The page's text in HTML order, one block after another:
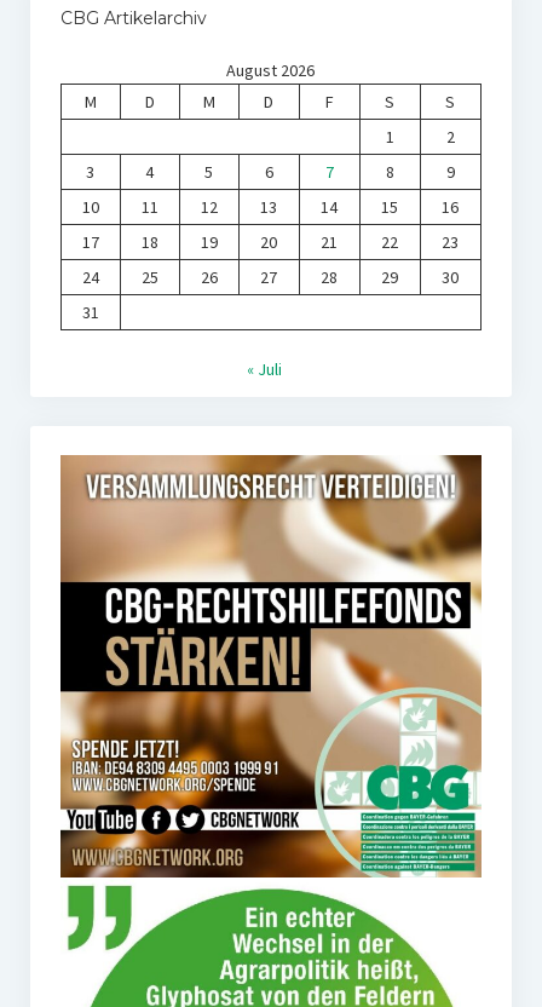
CBG Artikelarchiv
August 2026
M
D M D F S
S
1
2
3
4 5 6 7 8
9
10
11 12 13 14 15
16
17
18 19 20 21 22
23
24
25 26 27 28 29
30
31
« Juli